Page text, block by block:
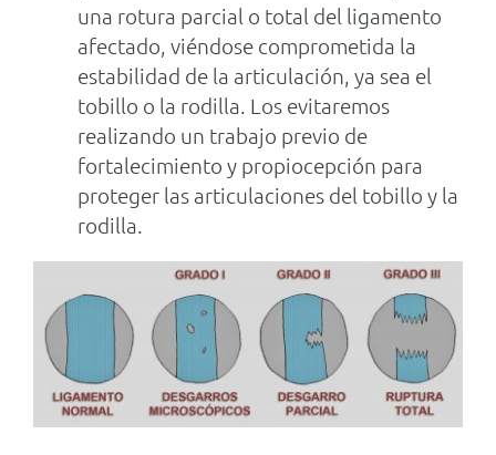
una rotura parcial o total del ligamento
afectado, viéndose comprometida la
estabilidad de la articulación, ya sea el
tobillo o la rodilla. Los evitaremos
realizando un trabajo previo de
fortalecimiento y propiocepción para
proteger las articulaciones del tobillo y la
rodilla.